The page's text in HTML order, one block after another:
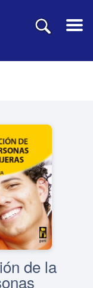
de la